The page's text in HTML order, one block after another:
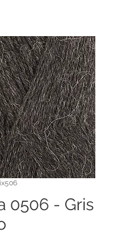
0506 - Gris